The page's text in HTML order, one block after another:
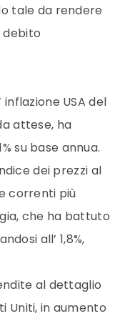
tale da rendere
USA del
attese, ha
su base annua.
dei prezzi al
correnti più
che ha battuto
all’ 1,8%,
al dettaglio
Uniti, in aumento